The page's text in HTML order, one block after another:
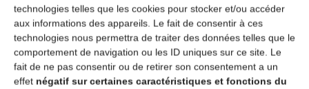
technologies telles que les cookies pour stocker et/ou accéder
aux informations des appareils. Le fait de consentir à ces
technologies nous permettra de traiter des données telles que le
comportement de navigation ou les ID uniques sur ce site. Le
fait de ne pas consentir ou de retirer son consentement a un
effet négatif sur certaines caractéristiques et fonctions du